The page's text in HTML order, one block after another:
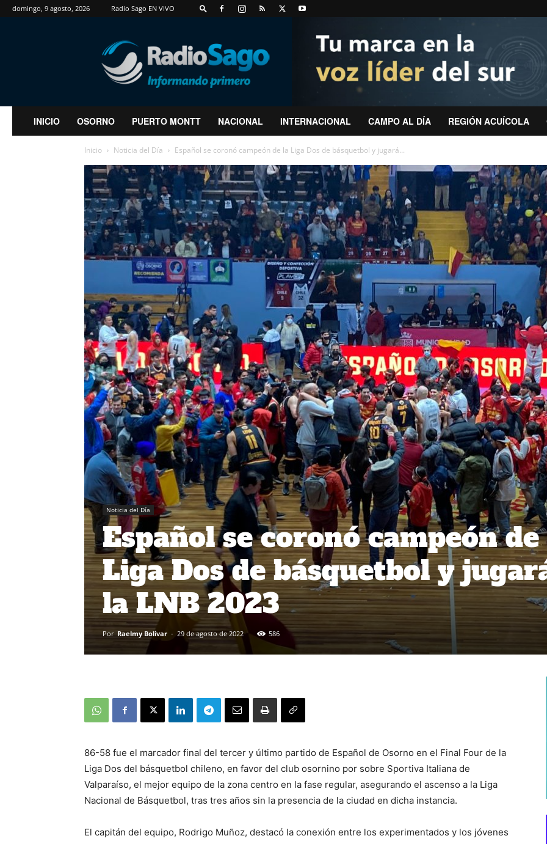
domingo, 9 agosto, 2026 Radio Sago EN VIVO
RadioSago
INICIO OSORNO PUERTO MONTT NACIONAL INTERNACIONAL CAMPO AL DÍA REGIÓN ACUÍCOLA
Inicio Noticia del Día Español se coronó campeón de la Liga Dos de básquetbol y jugará...
Noticia del Día
Español se coronó campeón
Liga Dos de básquetbol y
la LNB 2023
Por Raelmy Bolivar - 29 de agosto de 2022 586
86-58 fue el marcador final del tercer y último partido de Español de Osorno en el Final Four de la
Liga Dos del básquetbol chileno, en favor del club osornino por sobre Sportiva Italiana de
Valparaíso, el mejor equipo de la zona centro en la fase regular, asegurando el ascenso a la Liga
Nacional de Básquetbol, tras tres años sin la presencia de la ciudad en dicha instancia.
El capitán del equipo, Rodrigo Muñoz, destacó la conexión entre los experimentados y los jóvenes